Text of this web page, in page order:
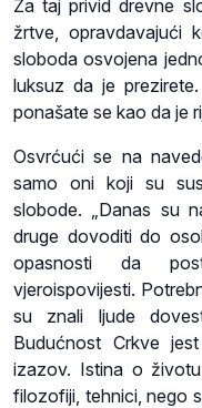
Za taj privid drevne
žrtve, opravdavajući
sloboda osvojena
luksuz da je
ponašate se kao da je
Osvrćući se na
samo oni koji su
slobode. „Danas su
druge dovoditi do
opasnosti da
vjeroispovijesti.
su znali ljude
Budućnost Crkve
izazov. Istina o
filozofiji, tehnici, nego